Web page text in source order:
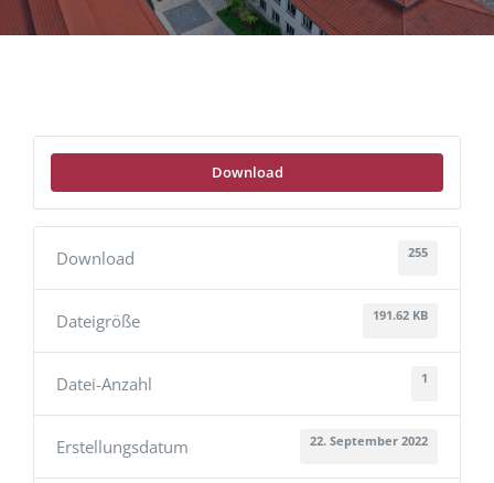
Download
Download 255
Dateigröße 191.62 KB
Datei-Anzahl 1
Erstellungsdatum 22. September 2022